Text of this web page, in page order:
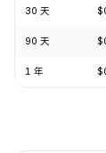
30 天
90 天
1 年